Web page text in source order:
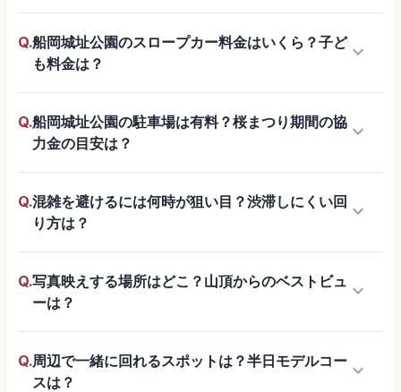
Q.船岡城址公園のスロープカー料金はいくら？子ど
も料金は？
keyboard_arrow_down
Q.船岡城址公園の駐車場は有料？桜まつり期間の協
力金の目安は？
keyboard_arrow_down
Q.混雑を避けるには何時が狙い目？渋滞しにくい回
り方は？
keyboard_arrow_down
Q.写真映えする場所はどこ？山頂からのベストビュ
ーは？
keyboard_arrow_down
Q.周辺で一緒に回れるスポットは？半日モデルコー
スは？
keyboard_arrow_down